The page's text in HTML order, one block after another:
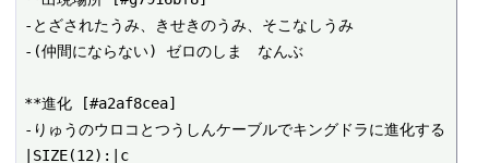
-とざされたうみ、きせきのうみ、そこなしうみ
-(仲間にならない) ゼロのしま　なんぶ
**進化 [#a2af8cea]
-りゅうのウロコとつうしんケーブルでキングドラに進化する